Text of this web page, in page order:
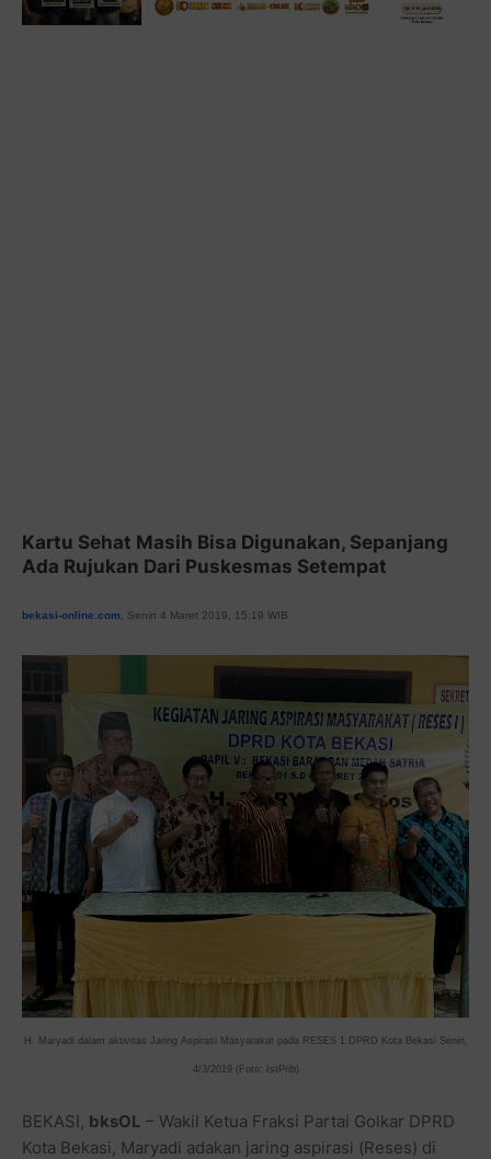
Kartu Sehat Masih Bisa Digunakan, Sepanjang
Ada Rujukan Dari Puskesmas Setempat
bekasi-online.com , Senin 4 Maret 2019, 15:19 WIB
H. Maryadi dalam aktivitas Jaring Aspirasi Masyarakat pada RESES 1 DPRD Kota Bekasi Senin,
4/3/2019 (Foto: IstPrib)
BEKASI, bksOL – Wakil Ketua Fraksi Partai Golkar DPRD
Kota Bekasi, Maryadi adakan jaring aspirasi (Reses) di